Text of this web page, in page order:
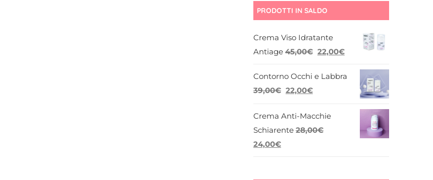
PRODOTTI IN SALDO
Crema Viso Idratante
Antiage 45,00€ Il
originale
22,00€
attuale
22,00€.
Contorno Occhi e Labbra
39,00€ Il
originale
era:
22,00€
attuale
è:
Crema Anti-Macchie
Schiarente 28,00€
Il
24,00€